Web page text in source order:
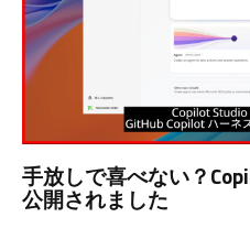
手放しで喜べない？
公開されました